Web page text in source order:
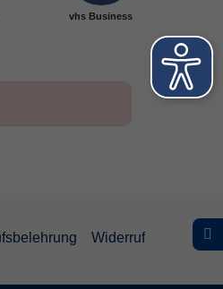
vhs Business
Widerruf